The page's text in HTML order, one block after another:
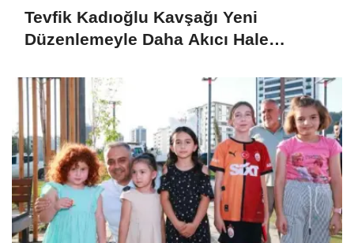
Tevfik Kadıoğlu Kavşağı Yeni
Düzenlemeyle Daha Akıcı Hale